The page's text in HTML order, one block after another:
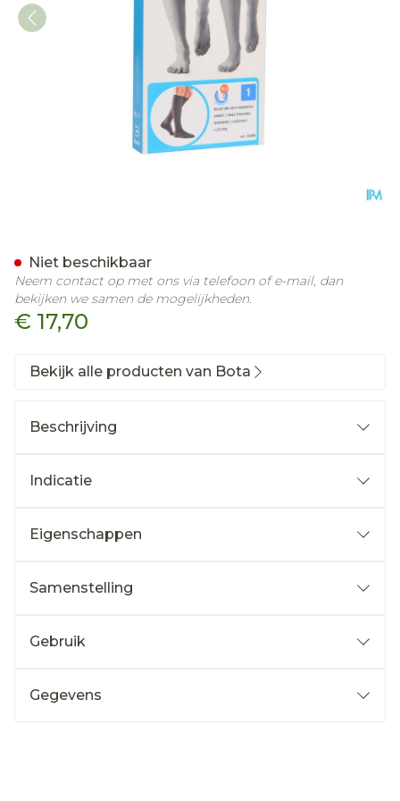
€ 17,70
Niet beschikbaar
Neem contact op met ons via telefoon of e-mail, dan
bekijken we samen de mogelijkheden.
Bekijk alle producten van Bota
Beschrijving
Indicatie
Eigenschappen
Samenstelling
Gebruik
Gegevens